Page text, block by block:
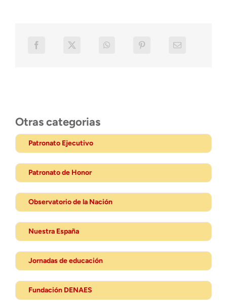
Otras categorias
Patronato Ejecutivo
Patronato de Honor
Observatorio de la Nación
Nuestra España
Jornadas de educación
Fundación DENAES